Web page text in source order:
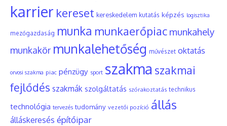
karrier kereset kereskedelem kutatás képzés logisztika
mezőgazdaság munka munkaerőpiac munkahely
munkakör munkalehetőség művészet oktatás
orvosi szakma piac pénzügy sport szakma szakmai
fejlődés szakmák szolgáltatás szórakoztatás technikus
technológia tervezés tudomány vezetői pozíció állás
álláskeresés építőipar